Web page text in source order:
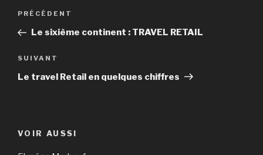
Navigation
l’article
Article
précédent
PRÉCÉDENT
Le sixième continent : TRAVEL RETAIL
Article
suivant
SUIVANT
Le travel Retail en quelques chiffres
VOIR AUSSI